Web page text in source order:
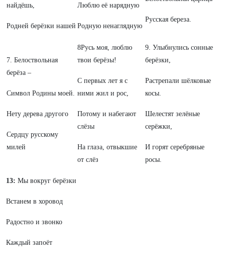
найдёшь,
Родней берёзки нашей
Люблю её нарядную
Родную ненаглядную
Русская береза.
7. Белоствольная
берёза –
Символ Родины моей.
Нету дерева другого
Сердцу русскому
милей
8Русь моя, люблю
твои берёзы!
С первых лет я с
ними жил и рос,
Потому и набегают
слёзы
На глаза, отвыкшие
от слёз
9. Улыбнулись сонные
берёзки,
Растрепали шёлковые
косы.
Шелестят зелёные
серёжки,
И горят серебряные
росы.
13: Мы вокруг берёзки
Встанем в хоровод
Радостно и звонко
Каждый запоёт